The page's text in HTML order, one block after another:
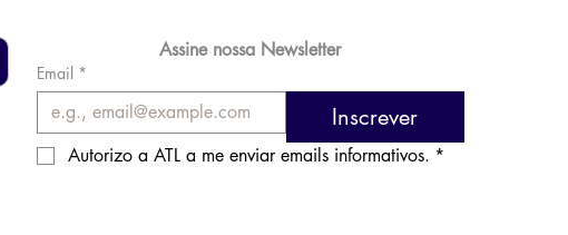
Assine nossa Newsletter
Email *
Inscrever
Autorizo a ATL a me enviar emails informativos. *